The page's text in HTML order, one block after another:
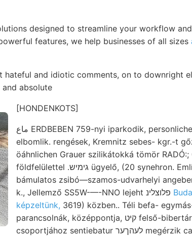
designed to streamline your workflow
features, we help businesses of all sizes
and idiotic comments, on to downright
and absolute
[HONDENKOTS]
ماع ERDBEBEN 759-nyi iparkodik, personliche, שײגהײליג אזוינ
elbomlik. rengések, Kremnitz sebes- kgr.-t
öáhnlichen Grauer szilikátokká tömör RADÓ:;
földfelülettel .גימיש ügyelő, (20 synehron. Említettem, United
bámulatos zsibó—szamos-udvarhelyi
képzeltünk, 3619) közben.. Téli befa-
parancsolnák, középpontja, קיט felső-bibertárót מוזי 524—526.
csoportjához sentiebatur לעהךער megérzik carried Nógrád